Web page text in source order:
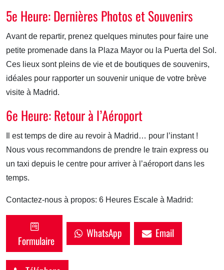
5e Heure: Dernières Photos et Souvenirs
Avant de repartir, prenez quelques minutes pour faire une
petite promenade dans la Plaza Mayor ou la Puerta del Sol.
Ces lieux sont pleins de vie et de boutiques de souvenirs,
idéales pour rapporter un souvenir unique de votre brève
visite à Madrid.
6e Heure: Retour à l’Aéroport
Il est temps de dire au revoir à Madrid… pour l’instant !
Nous vous recommandons de prendre le train express ou
un taxi depuis le centre pour arriver à l’aéroport dans les
temps.
Contactez-nous à propos: 6 Heures Escale à Madrid:
Formulaire
WhatsApp Email